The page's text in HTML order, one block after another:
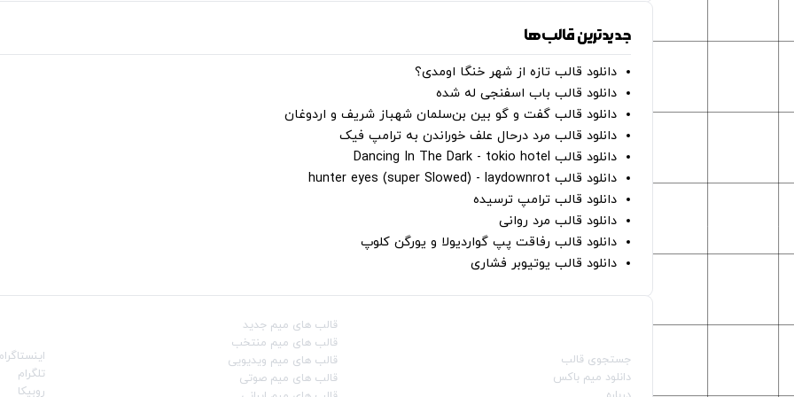
جدیدترین قالب‌ها
دانلود قالب تازه از شهر خنگا اومدی؟
دانلود قالب باب اسفنجی له شده
دانلود قالب گفت و گو بین بن‌سلمان شهباز شریف و اردوغان
دانلود قالب مرد درحال علف خوراندن به ترامپ فیک
دانلود قالب Dancing In The Dark - tokio hotel
دانلود قالب hunter eyes (super Slowed) - laydownrot
دانلود قالب ترامپ ترسیده
دانلود قالب مرد روانی
دانلود قالب رفاقت پپ گواردیولا و یورگن کلوپ
دانلود قالب یوتیوبر فشاری
جستجوی قالب
دانلود میم باکس
قالب‌ های میم جدید
قالب‌ های میم منتخب
قالب‌ های میم ویدیویی
قالب‌ های میم صوتی
تلگرام
روبیکا